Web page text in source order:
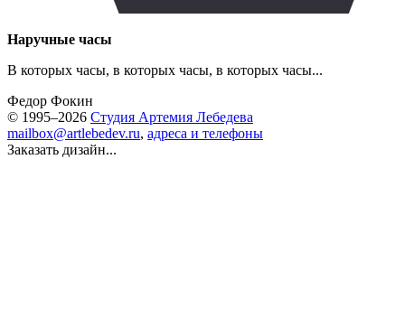
Наручные часы
В которых часы, в которых часы, в которых часы...
Федор Фокин
© 1995–2026 Студия Артемия Лебедева
mailbox@artlebedev.ru, адреса и телефоны
Заказать дизайн...